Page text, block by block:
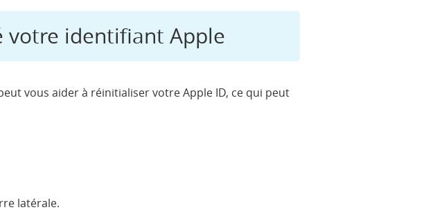
votre identifiant Apple
vous aider à réinitialiser votre Apple ID, ce qui peut
latérale.